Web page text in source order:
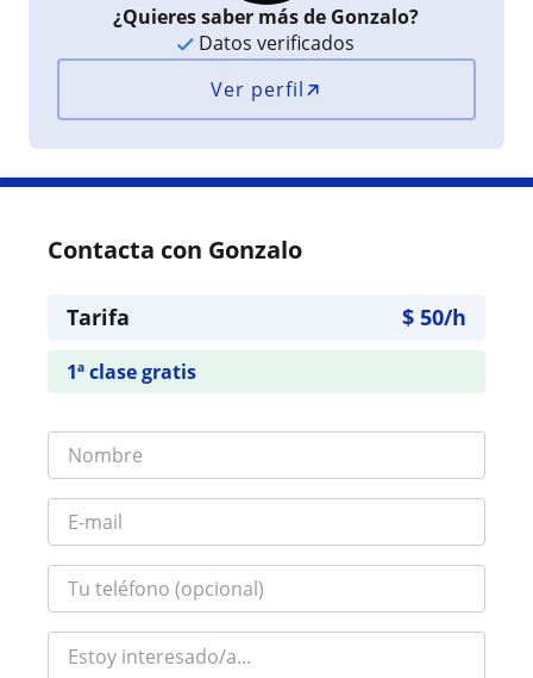
¿Quieres saber más de Gonzalo?
Datos verificados
Ver perfil
Contacta con Gonzalo
Tarifa $ 50/h
1ª clase gratis